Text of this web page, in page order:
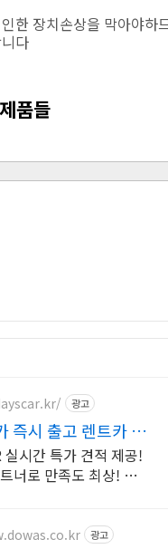
한 장치손상을 막아야하
다
품들
광고
즉시 출고 렌트카 전
맞춤 컨설팅
실시간 특가 견적 제공!
너로 만족도 최상! 전
광고